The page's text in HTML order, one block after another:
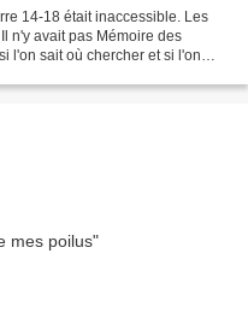
14-18 était inaccessible. Les
n'y avait pas Mémoire des
l'on sait où chercher et si l'on